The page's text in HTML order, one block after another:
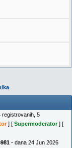
registrovanih, 5
] [ Supermoderator] [
- dana 24 Jun 2026